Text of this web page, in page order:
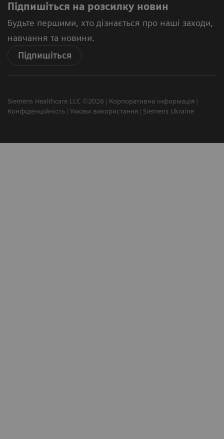
Підпишіться на розсилку новин
Будьте першими, хто дізнається про наші заходи,
навчання та новини.
Підпишіться
Siemens Healthcare LLC ©2026
Корпоративна інформація
Конфіденційність
Умови використання Siemens Ukraine